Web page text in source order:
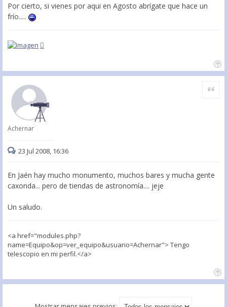
Por cierto, si vienes por aqui en Agosto abrígate que hace un
frío.....
Achernar
Citar
23 Jul 2008, 16:36
En Jaén hay mucho monumento, muchos bares y mucha gente
caxonda... pero de tiendas de astronomía.... jeje
Un saludo.
<a href="modules.php?
name=Equipo&op=ver_equipo&usuario=Achernar"> Tengo
telescopio en mi perfil.</a>